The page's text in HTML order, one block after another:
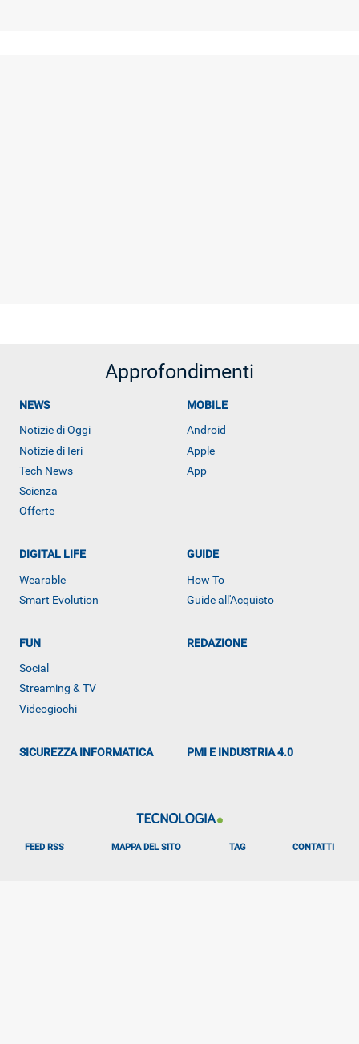
Approfondimenti
NEWS
Notizie di Oggi
Notizie di Ieri
Tech News
Scienza
Offerte
MOBILE
Android
Apple
App
DIGITAL LIFE
Wearable
Smart Evolution
GUIDE
How To
Guide all'Acquisto
FUN
Social
Streaming & TV
Videogiochi
REDAZIONE
SICUREZZA INFORMATICA PMI E INDUSTRIA 4.0
FEED RSS MAPPA DEL SITO TAG CONTATTI